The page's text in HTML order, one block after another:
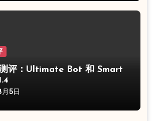
评：Ultimate Bot 和 Smart
5日